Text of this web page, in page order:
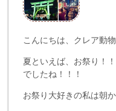
こんにちは、クレア動
夏といえば、お祭り！
でしたね！！！
お祭り大好きの私は朝